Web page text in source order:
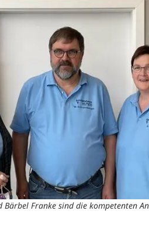
Franke sind die kompetenten